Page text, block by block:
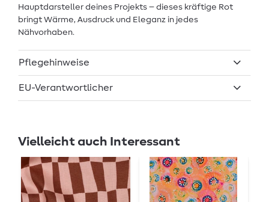
Hauptdarsteller deines Projekts – dieses kräftige Rot
bringt Wärme, Ausdruck und Eleganz in jedes
Nähvorhaben.
Pflegehinweise
EU-Verantwortlicher
Vielleicht auch Interessant